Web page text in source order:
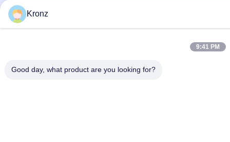
Kronz
9:41 PM
Good day, what product are you looking for?